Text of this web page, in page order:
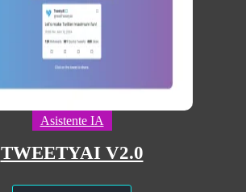
Asistente IA
TWEETYAI V2.0